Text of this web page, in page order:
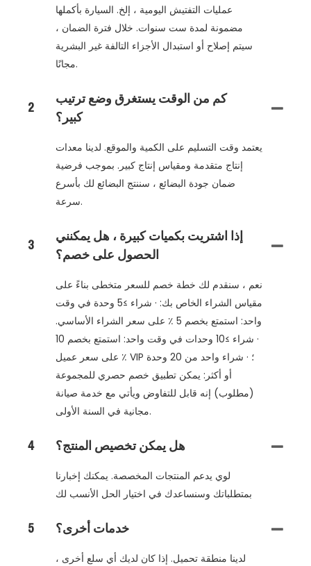
عمليات التفتيش اليومية ، إلخ. السيارة بأكملها
مضمونة لمدة ست سنوات. خلال فترة الضمان ،
سيتم إصلاح أو استبدال الأجزاء التالفة غير البشرية
مجانًا.
2
كم من الوقت يستغرق وضع ترتيب
كبير؟
يعتمد وقت التسليم على الكمية والموقع. لدينا معدات
إنتاج متقدمة ومقياس إنتاج كبير. بموجب فرضية
ضمان جودة البضائع ، سننتج البضائع لك بأسرع
سرعة.
3
إذا اشتريت بكميات كبيرة ، هل يمكنني
الحصول على خصم؟
نعم ، سنقدم لك خطة خصم للسعر متخطى بناءً على
مقياس الشراء الخاص بك: · شراء ≥5 وحدة في وقت
واحد: استمتع بخصم 5 ٪ على سعر الشراء الأساسي.
· شراء ≥10 وحدات في وقت واحد: استمتع بخصم 10
٪ على سعر عميل VIP ؛ · شراء واحد من 20 وحدة
أو أكثر: يمكن تطبيق خصم حصري للمجموعة
(مطلوب) إنه قابل للتفاوض ويأتي مع خدمة صيانة
مجانية في السنة الأولى.
4 هل يمكن تخصيص المنتج؟
لوي يدعم المنتجات المخصصة. يمكنك إخبارنا
بمتطلباتك وسنساعدك في اختيار الحل الأنسب لك
5 خدمات أخرى؟
لدينا منطقة تحميل. إذا كان لديك أي سلع أخرى ،